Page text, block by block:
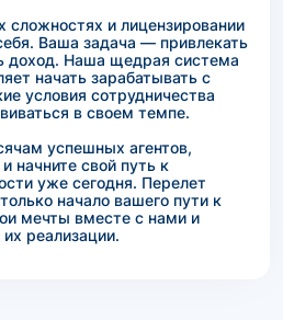
сложностях и лицензировании
Ваша задача — привлекать
доход. Наша щедрая система
начать зарабатывать с
условия сотрудничества
в своем темпе.
успешных агентов,
начните свой путь к
уже сегодня. Перелет
начало вашего пути к
мечты вместе с нами и
реализации.